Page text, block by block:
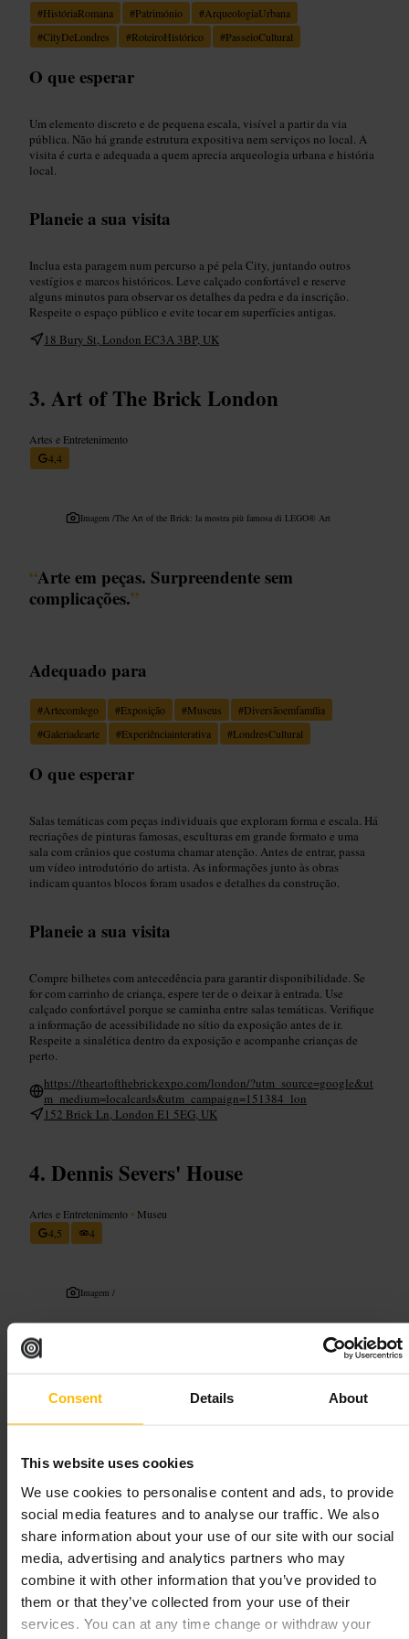
Consent Details About
This website uses cookies
We use cookies to personalise content and ads, to provide
social media features and to analyse our traffic. We also
share information about your use of our site with our social
media, advertising and analytics partners who may
combine it with other information that you’ve provided to
them or that they’ve collected from your use of their
services. You can at any time change or withdraw your
#HistóriaRomana #Património #ArqueologiaUrbana
#CityDeLondres #RoteiroHistórico #PasseioCultural
O que esperar
Um elemento discreto e de pequena escala, visível a partir da via
pública. Não há grande estrutura expositiva nem serviços no local. A
visita é curta e adequada a quem aprecia arqueologia urbana e história
local.
Planeie a sua visita
Inclua esta paragem num percurso a pé pela City, juntando outros
vestígios e marcos históricos. Leve calçado confortável e reserve
alguns minutos para observar os detalhes da pedra e da inscrição.
Respeite o espaço público e evite tocar em superfícies antigas.
18 Bury St, London EC3A 3BP, UK
Art of The Brick London
Artes e Entretenimento
4,4
Imagem /The Art of the Brick: la mostra più famosa di LEGO® Art
“Arte em peças. Surpreendente sem
complicações.”
Adequado para
#Artecomlego #Exposição #Museus #Diversãoemfamília
#Galeriadearte #Experiênciainterativa #LondresCultural
O que esperar
Salas temáticas com peças individuais que exploram forma e escala. Há
recriações de pinturas famosas, esculturas em grande formato e uma
sala com crânios que costuma chamar atenção. Antes de entrar, passa
um vídeo introdutório do artista. As informações junto às obras
indicam quantos blocos foram usados e detalhes da construção.
Planeie a sua visita
Compre bilhetes com antecedência para garantir disponibilidade. Se
for com carrinho de criança, espere ter de o deixar à entrada. Use
calçado confortável porque se caminha entre salas temáticas. Verifique
a informação de acessibilidade no sítio da exposição antes de ir.
Respeite a sinalética dentro da exposição e acompanhe crianças de
perto.
https://theartofthebrickexpo.com/london/?utm_source=google&ut
m_medium=localcards&utm_campaign=151384_lon
152 Brick Ln, London E1 5EG, UK
Dennis Severs' House
Artes e Entretenimento • Museu
4,5
4
Imagem /
“Um passeio sensorial pela vida numa casa
Teatroimersivo História
Londres
VisitaNoturna
O que esperar
Visitas em pequenos grupos, com narração e cenários preparados para
sugerir cenas de família. A experiência foca em atmosfera: luz de vela,
aromas e efeitos sonoros subtis. Há regras de silêncio e não é permitida